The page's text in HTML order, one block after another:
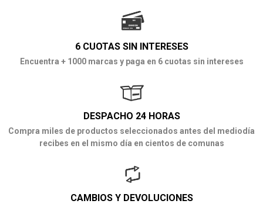
6 CUOTAS SIN INTERESES
Encuentra + 1000 marcas y paga en 6 cuotas sin intereses
DESPACHO 24 HORAS
Compra miles de productos seleccionados antes del mediodía
recibes en el mismo día en cientos de comunas
CAMBIOS Y DEVOLUCIONES